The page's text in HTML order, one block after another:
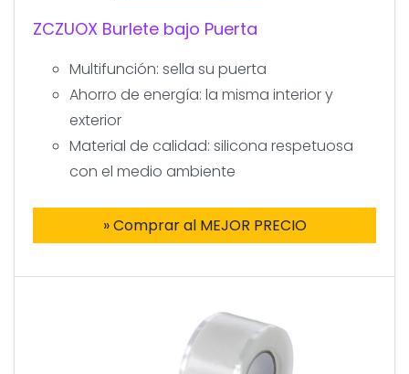
ZCZUOX Burlete bajo Puerta
Multifunción: sella su puerta
Ahorro de energía: la misma interior y
exterior
Material de calidad: silicona respetuosa
con el medio ambiente
» Comprar al MEJOR PRECIO